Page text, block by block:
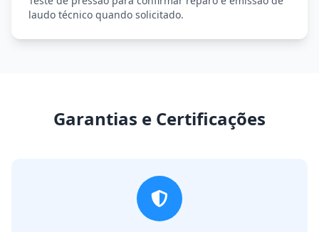
laudo técnico quando solicitado.
Garantias e Certificações